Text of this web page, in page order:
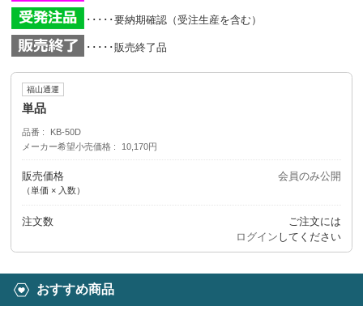
･････要納期確認（受注生産を含む）
･････販売終了品
福山通運
単品
品番
KB-50D
メーカー希望小売価格
10,170円
販売価格
（単価 × 入数）
会員のみ公開
注文数
ご注文には
ログイン してください
おすすめ商品